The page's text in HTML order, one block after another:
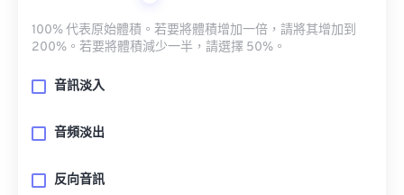
100% 代表原始體積。若要將體積增加一倍，請將其增加到
200%。若要將體積減少一半，請選擇 50%。
音訊淡入
音頻淡出
反向音訊